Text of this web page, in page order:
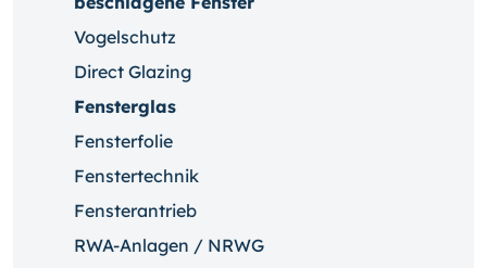
Vogelschutz
Direct Glazing
Fensterglas
Fensterfolie
Fenstertechnik
Fensterantrieb
RWA-Anlagen / NRWG